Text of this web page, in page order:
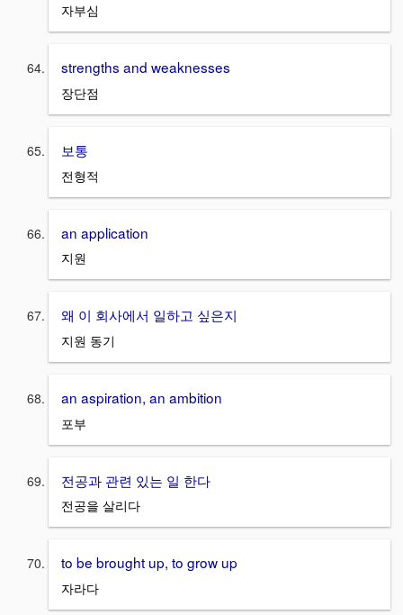
자부심
strengths and weaknesses
장단점
보통
전형적
an application
지원
왜 이 회사에서 일하고 싶은지
지원 동기
an aspiration, an ambition
포부
전공과 관련 있는 일 한다
전공을 살리다
to be brought up, to grow up
자라다